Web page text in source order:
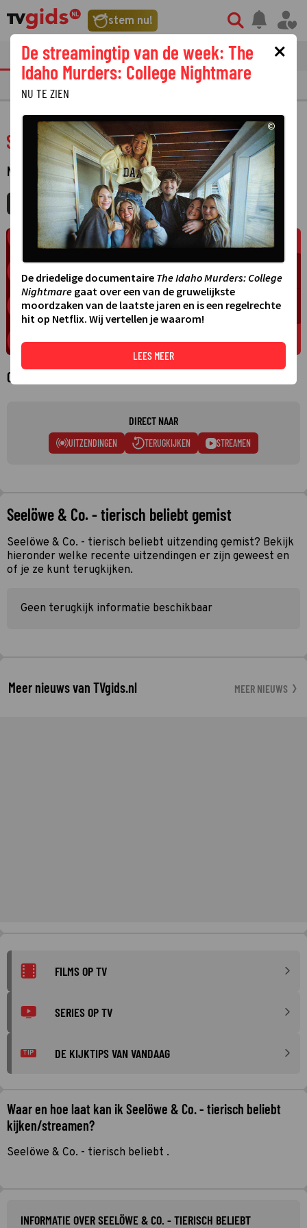
stem nu!
tvgids streaming nieuws
PRIMETIME GEMIST
Seelöwe & Co. - tierisch beliebt
NATUUR
MIJNGIDS AGENDA DELEN
Over Seelöwe & Co. - tierisch beliebt
DIRECT NAAR
UITZENDINGEN TERUGKIJKEN STREAMEN
Seelöwe & Co. - tierisch beliebt gemist
Seelöwe & Co. - tierisch beliebt uitzending gemist? Bekijk
hieronder welke recente uitzendingen er zijn geweest en
of je ze kunt terugkijken.
Geen terugkijk informatie beschikbaar
Meer nieuws van TVgids.nl MEER NIEUWS
FILMS OP TV
SERIES OP TV
TIP DE KIJKTIPS VAN VANDAAG
Waar en hoe laat kan ik Seelöwe & Co. - tierisch beliebt
kijken/streamen?
Seelöwe & Co. - tierisch beliebt .
INFORMATIE OVER SEELÖWE & CO. - TIERISCH BELIEBT
×
De streamingtip van de week: The
Idaho Murders: College Nightmare
NU TE ZIEN
©
De driedelige documentaire The Idaho Murders: College
Nightmare gaat over een van de gruwelijkste
moordzaken van de laatste jaren en is een regelrechte
hit op Netflix. Wij vertellen je waarom!
LEES MEER